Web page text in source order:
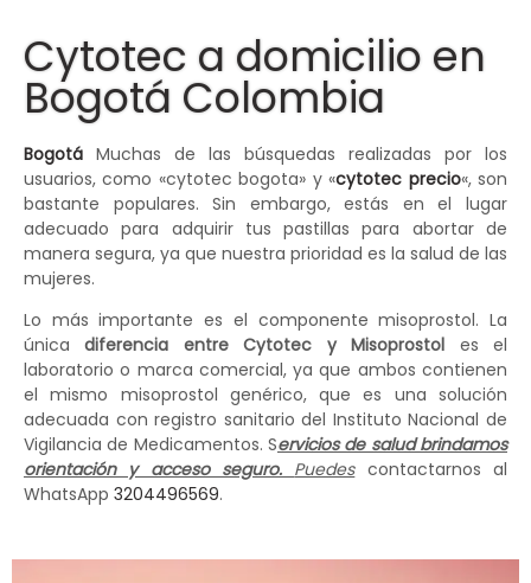
Cytotec a domicilio en
Bogotá Colombia
Bogotá Muchas de las búsquedas realizadas por los
usuarios, como «cytotec bogota» y «cytotec precio«, son
bastante populares. Sin embargo, estás en el lugar
adecuado para adquirir tus pastillas para abortar de
manera segura, ya que nuestra prioridad es la salud de las
mujeres.
Lo más importante es el componente misoprostol. La
únicadiferencia entre Cytotec y Misoprostol es el
laboratorio o marca comercial, ya que ambos contienen
el mismo misoprostol genérico, que es una solución
adecuada con registro sanitario del Instituto Nacional de
Vigilancia de Medicamentos. Servicios de salud brindamos
orientación y acceso seguro. Puedescontactarnos al
WhatsApp 3204496569.